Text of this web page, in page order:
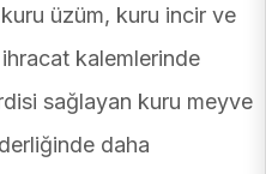
kuru üzüm, kuru incir ve
ihracat kalemlerinde
sağlayan kuru meyve
daha